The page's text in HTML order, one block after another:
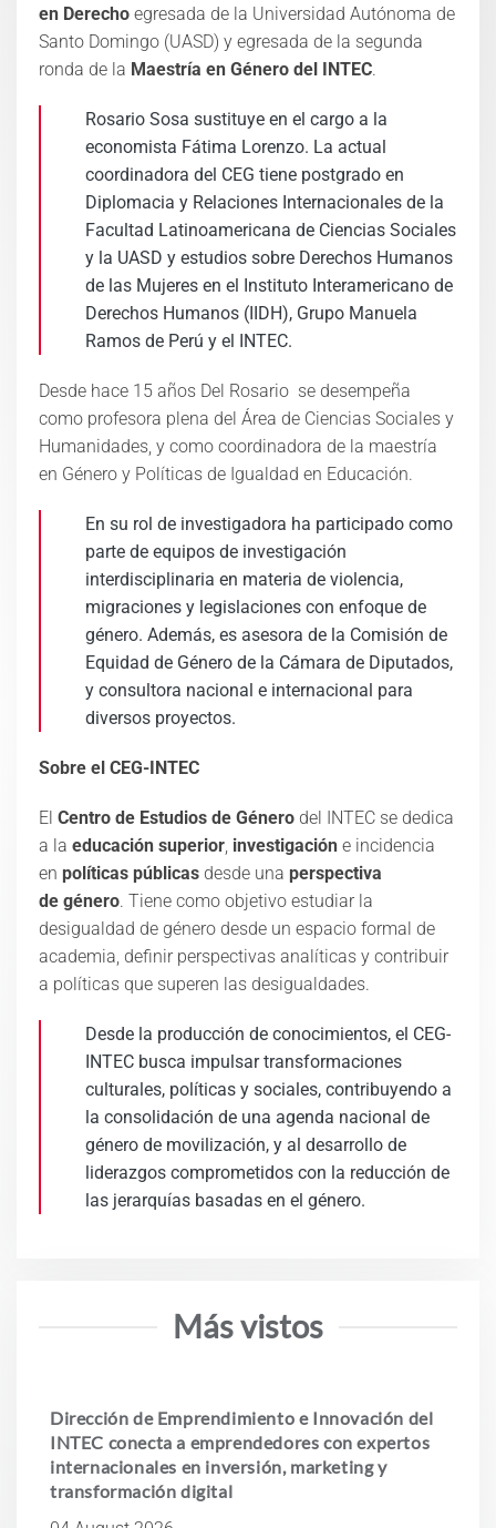
en Derecho egresada de la Universidad Autónoma de
Santo Domingo (UASD) y egresada de la segunda
ronda de la Maestría en Género del INTEC.
Rosario Sosa sustituye en el cargo a la
economista Fátima Lorenzo. La actual
coordinadora del CEG tiene postgrado en
Diplomacia y Relaciones Internacionales de la
Facultad Latinoamericana de Ciencias Sociales
y la UASD y estudios sobre Derechos Humanos
de las Mujeres en el Instituto Interamericano de
Derechos Humanos (IIDH), Grupo Manuela
Ramos de Perú y el INTEC.
Desde hace 15 años Del Rosario se desempeña
como profesora plena del Área de Ciencias Sociales y
Humanidades, y como coordinadora de la maestría
en Género y Políticas de Igualdad en Educación.
En su rol de investigadora ha participado como
parte de equipos de investigación
interdisciplinaria en materia de violencia,
migraciones y legislaciones con enfoque de
género. Además, es asesora de la Comisión de
Equidad de Género de la Cámara de Diputados,
y consultora nacional e internacional para
diversos proyectos.
Sobre el CEG-INTEC
El Centro de Estudios de Género del INTEC se dedica
a la educación superior, investigación e incidencia
en políticas públicas desde una perspectiva
de género. Tiene como objetivo estudiar la
desigualdad de género desde un espacio formal de
academia, definir perspectivas analíticas y contribuir
a políticas que superen las desigualdades.
Desde la producción de conocimientos, el CEG-
INTEC busca impulsar transformaciones
culturales, políticas y sociales, contribuyendo a
la consolidación de una agenda nacional de
género de movilización, y al desarrollo de
liderazgos comprometidos con la reducción de
las jerarquías basadas en el género.
Más vistos
Dirección de Emprendimiento e Innovación del
INTEC conecta a emprendedores con expertos
internacionales en inversión, marketing y
transformación digital